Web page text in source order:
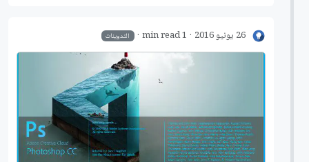
26 يونيو 2016 1 min read التدوينات